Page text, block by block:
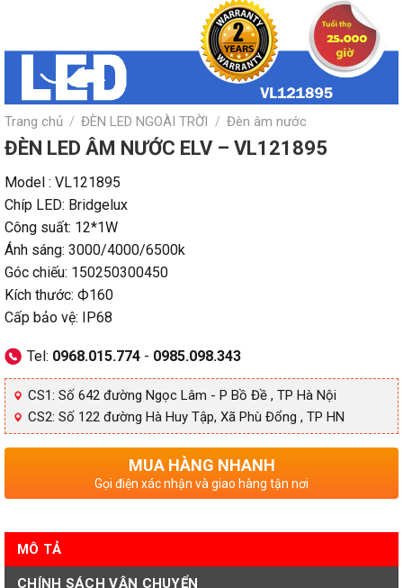
Trang chủ / ĐÈN LED NGOÀI TRỜI / Đèn âm nước
ĐÈN LED ÂM NƯỚC ELV – VL121895
Model : VL121895
Chíp LED: Bridgelux
Công suất: 12*1W
Ánh sáng: 3000/4000/6500k
Góc chiếu: 150250300450
Kích thước: Ф160
Cấp bảo vệ: IP68
Tel: 0968.015.774 - 0985.098.343
CS1: Số 642 đường Ngọc Lâm - P Bồ Đề , TP Hà Nội
CS2: Số 122 đường Hà Huy Tập, Xã Phù Đổng , TP HN
MUA HÀNG NHANH
Gọi điện xác nhận và giao hàng tận nơi
MÔ TẢ
CHÍNH SÁCH VẬN CHUYỂN